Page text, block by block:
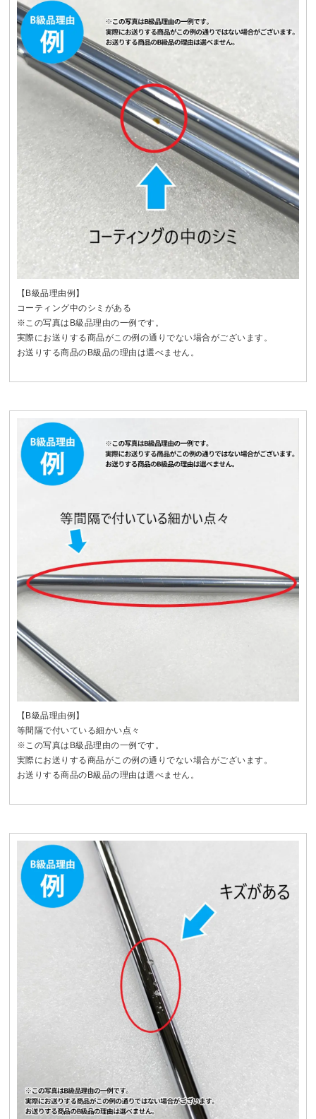
【B級品理由例】
コーティング中のシミがある
※この写真はB級品理由の一例です。
実際にお送りする商品がこの例の通りでない場合がございます。
お送りする商品のB級品の理由は選べません。
【B級品理由例】
等間隔で付いている細かい点々
※この写真はB級品理由の一例です。
実際にお送りする商品がこの例の通りでない場合がございます。
お送りする商品のB級品の理由は選べません。